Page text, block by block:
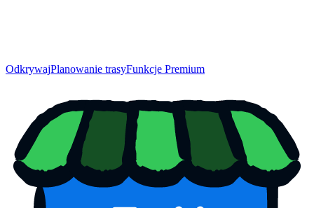
OdkrywajPlanowanie trasyFunkcje Premium